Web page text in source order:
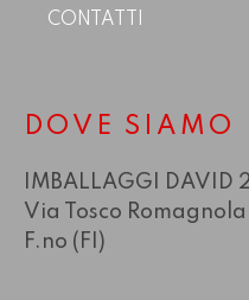
CONTATTI
DOVE SIAMO
IMBALLAGGI DAVID
Via Tosco
F.no (FI)